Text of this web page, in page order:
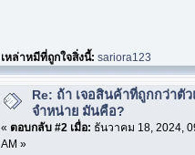
เหล่าหมีที่ถูกใจสิ่งนี้:sariora123
Re: ถ้า เจอสินค้าที่ถูกกว่าตั
จำหน่าย มันคือ?
« ตอบกลับ #2 เมื่อ: ธันวาคม 18, 2024,
AM »